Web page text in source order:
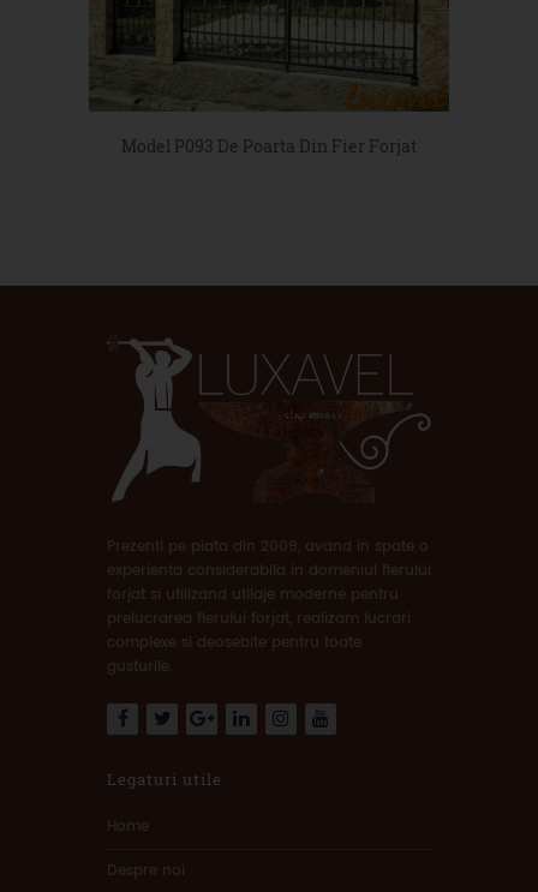
Model P093 De Poarta Din Fier Forjat
Prezenti pe piata din 2009, avand in spate o
experienta considerabila in domeniul fierului
forjat si utilizand utilaje moderne pentru
prelucrarea fierului forjat, realizam lucrari
complexe si deosebite pentru toate
gusturile.
Legaturi utile
Home
Despre noi